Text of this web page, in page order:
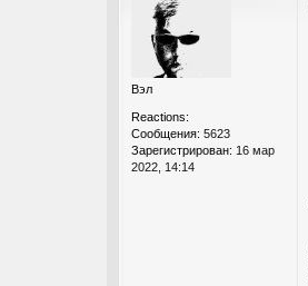
Вэл
Reactions:
Сообщения: 5623
Зарегистрирован: 16 мар
2022, 14:14